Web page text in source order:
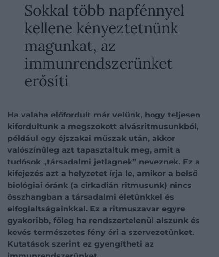
Sokkal több napfénnyel
kellene kényeztetnünk
magunkat, az
immunrendszerünket
erősíti
Ha valaha előfordult már velünk, hogy teljesen
kifordultunk a megszokott alvásritmusunkból,
például egy éjszakai műszak után, akkor
valószínűleg azt tapasztaltuk meg, amit a
tudósok „társadalmi jetlagnek” neveznek. Ez a
kifejezés azt a helyzetet írja le, amikor a belső
biológiai óránk (a cirkadián ritmusunk) nincs
összhangban a társadalmi életünkkel és
elfoglaltságainkkal. Ez a ritmuszavar egyre
gyakoribb, főleg ha rendszertelenül alszunk és
kevés természetes fény éri a szervezetünket.
Kutatások szerint ez gyengítheti az